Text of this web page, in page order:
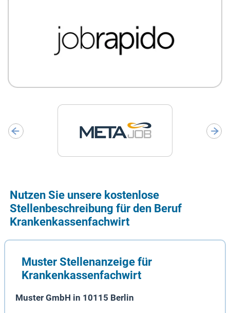
Nutzen Sie unsere kostenlose
Stellenbeschreibung für den Beruf
Krankenkassenfachwirt
Muster Stellenanzeige für
Krankenkassenfachwirt
Muster GmbH in 10115 Berlin